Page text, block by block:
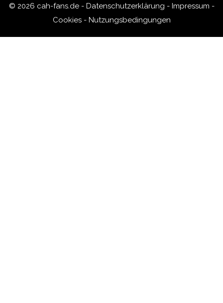
© 2026 cah-fans.de - Datenschutzerklärung - Impressum -
Cookies- Nutzungsbedingungen